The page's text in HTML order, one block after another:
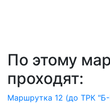
По этому
проходят:
Маршрутка 12 (до ТРК "Б-